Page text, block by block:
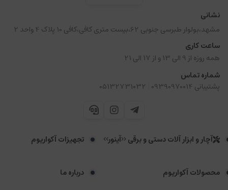
نشانی
مشهد،بولوار طبرسی جنوبی 62،بیست متری کافی،کافی 10 پلاک 4 واحد 2
ساعت کاری
همه روزه از 9 الی 13 و از 17 الی 21
شماره تماس
پشتیبانی 09390970014
05132731032
آچار و ابزار آلات دستی و برقی <<آینور>> تجهیزات آکواریوم
محصولات آکواریوم درباره ما